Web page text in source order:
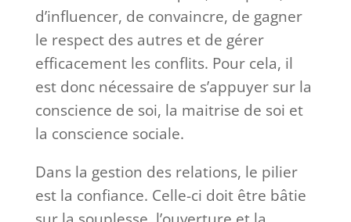
d’influencer, de convaincre, de gagner
le respect des autres et de gérer
efficacement les conflits. Pour cela, il
est donc nécessaire de s’appuyer sur la
conscience de soi, la maitrise de soi et
la conscience sociale.
Dans la gestion des relations, le pilier
est la confiance. Celle-ci doit être bâtie